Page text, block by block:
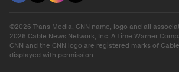
©2026 Trans Media, CNN name, logo and all
2026 Cable News Network, Inc. A Time Warner
CNN and the CNN logo are registered marks of
displayed with permission.